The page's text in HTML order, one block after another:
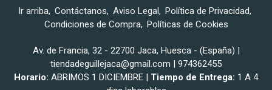
Ir arriba Contáctanos Aviso Legal
Política de Privacidad
Condiciones de Compra Políticas de Cookies
Av. de Francia, 32 - 22700 Jaca, Huesca - (España) |
tiendadeguillejaca@gmail.com | 974362455
Horario: ABRIMOS 1 DICIEMBRE | Tiempo de Entrega: 1 A 4